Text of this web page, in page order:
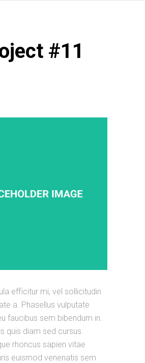
#11
efficitur mi, vel sollicitudin
a. Phasellus vulputate
faucibus sem bibendum in.
quis diam sed cursus.
rhoncus sapien vitae
euismod venenatis sem